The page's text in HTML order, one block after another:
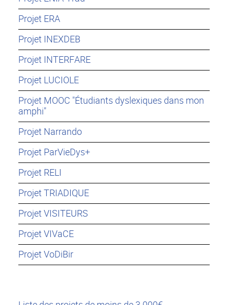
Projet ERA
Projet INEXDEB
Projet INTERFARE
Projet LUCIOLE
Projet MOOC "Étudiants dyslexiques dans mon
amphi"
Projet Narrando
Projet ParVieDys+
Projet RELI
Projet TRIADIQUE
Projet VISITEURS
Projet VIVaCE
Projet VoDiBir